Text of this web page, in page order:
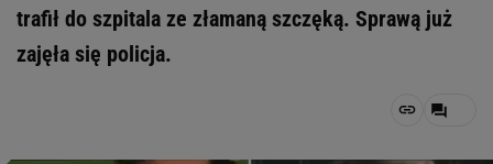
trafił do szpitala ze złamaną szczęką. Sprawą już
zajęła się policja.